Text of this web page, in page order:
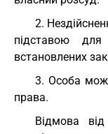
2.
підставою
встановлених
3. Особа
права.
Відмова